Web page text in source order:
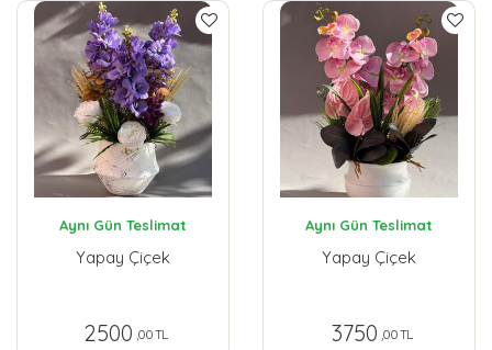
Aynı Gün Teslimat
Yapay Çiçek
2500 ,00 TL
Aynı Gün Teslimat
Yapay Çiçek
3750 ,00 TL